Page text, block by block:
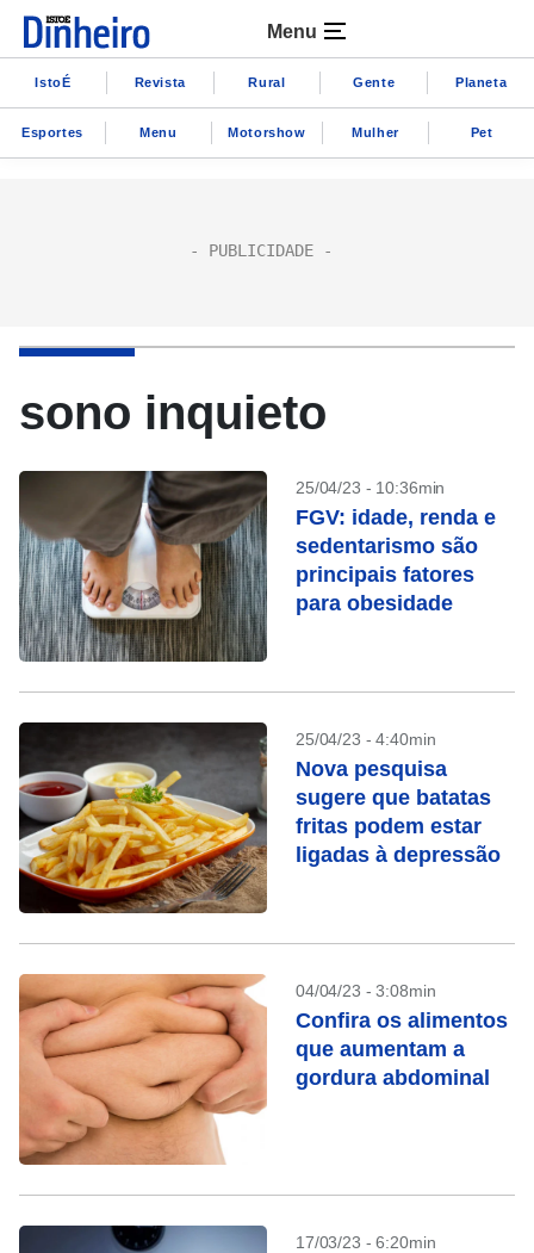
Menu
IstoÉ Revista Rural Gente Planeta
Esportes Menu Motorshow Mulher Pet
sono inquieto
25/04/23 - 10:36min
FGV: idade, renda e
sedentarismo são
principais fatores
para obesidade
25/04/23 - 4:40min
Nova pesquisa
sugere que batatas
fritas podem estar
ligadas à depressão
04/04/23 - 3:08min
Confira os alimentos
que aumentam a
gordura abdominal
17/03/23 - 6:20min